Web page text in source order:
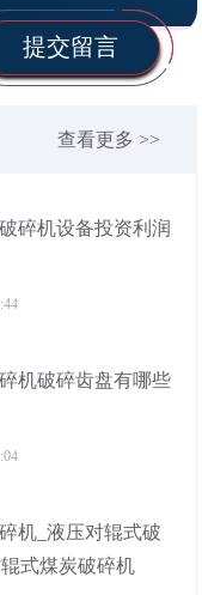
提交留言
查看更多 >>
碎机设备投资利润
机破碎齿盘有哪些
机_液压对辊式破
式煤炭破碎机